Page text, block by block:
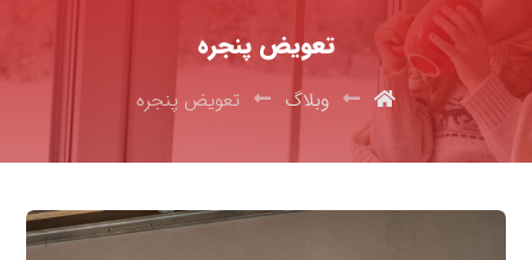
تعویض پنجره
وبلاگ تعویض پنجره